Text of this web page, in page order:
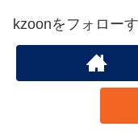
kzoonをフォロー